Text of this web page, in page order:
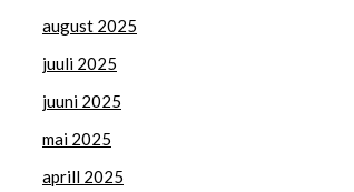
august 2025
juuli 2025
juuni 2025
mai 2025
aprill 2025